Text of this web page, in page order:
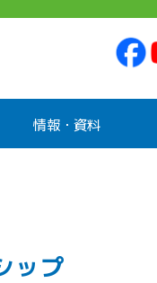
情報・資料
ップ